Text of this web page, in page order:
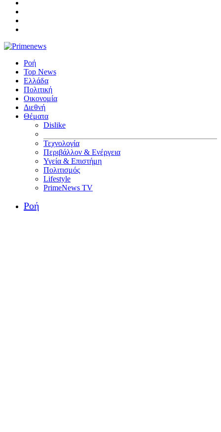
Ροή
Top News
Ελλάδα
Πολιτική
Οικονομία
Διεθνή
Θέματα
Dislike
Τεχνολογία
Περιβάλλον & Ενέργεια
Υγεία & Επιστήμη
Πολιτισμός
Lifestyle
PrimeNews TV
Ροή